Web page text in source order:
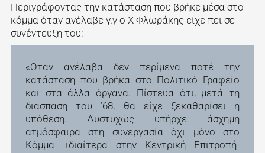
Περιγράφοντας την κατάσταση που βρήκε μέσα στο
κόμμα όταν ανέλαβε γ.γ ο Χ Φλωράκης είχε πει σε
συνέντευξη του:
«Οταν ανέλαβα δεν περίμενα ποτέ την
κατάσταση που βρήκα στο Πολιτικό Γραφείο
και στα άλλα όργανα. Πίστευα ότι, μετά τη
διάσπαση του ’68, θα είχε ξεκαθαρίσει η
υπόθεση. Δυστυχώς υπήρχε άσχημη
ατμόσφαιρα στη συνεργασία όχι μόνο στο
Κόμμα -ιδιαίτερα στην Κεντρική Επιτροπή-